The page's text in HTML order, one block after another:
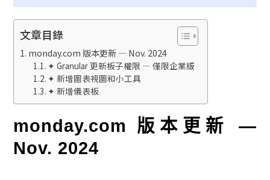
文章目錄
monday.com 版本更新 — Nov. 2024
✦ Granular 更新板子權限 — 僅限企業版
✦ 新增圖表視圖和小工具
✦ 新增儀表板
monday.com 版本更新 —
Nov. 2024